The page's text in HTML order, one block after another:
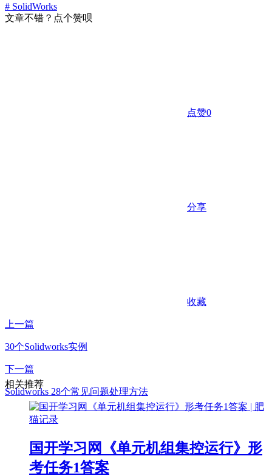
# SolidWorks
文章不错？点个赞呗
点赞0
分享
收藏
上一篇
30个Solidworks实例
下一篇
Solidworks 28个常见问题处理方法
相关推荐
国开学习网《单元机组集控运行》形
考任务1答案